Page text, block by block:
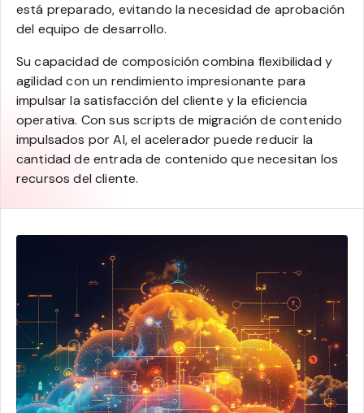
está preparado, evitando la necesidad de aprobación
del equipo de desarrollo.
Su capacidad de composición combina flexibilidad y
agilidad con un rendimiento impresionante para
impulsar la satisfacción del cliente y la eficiencia
operativa. Con sus scripts de migración de contenido
impulsados por AI, el acelerador puede reducir la
cantidad de entrada de contenido que necesitan los
recursos del cliente.